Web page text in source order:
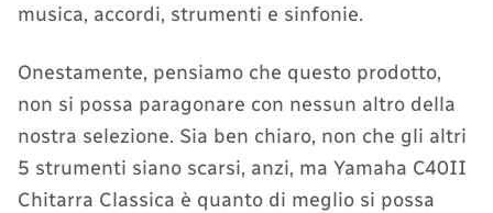
musica, accordi, strumenti e sinfonie.
Onestamente, pensiamo che questo prodotto,
non si possa paragonare con nessun altro della
nostra selezione. Sia ben chiaro, non che gli altri
5 strumenti siano scarsi, anzi, ma Yamaha C40II
Chitarra Classica è quanto di meglio si possa